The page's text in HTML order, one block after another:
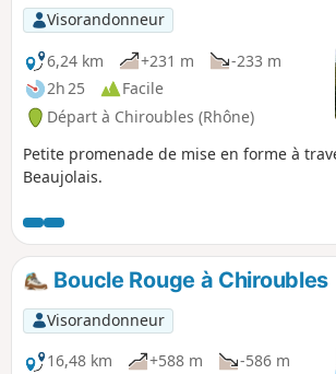
Visorandonneur
6,24 km
+231 m
-233 m
2h 25
Facile
Départ à Chiroubles (Rhône)
Petite promenade de mise en forme à
Beaujolais.
Boucle Rouge à Chiroubles
Visorandonneur
16,48 km
+588 m
-586 m